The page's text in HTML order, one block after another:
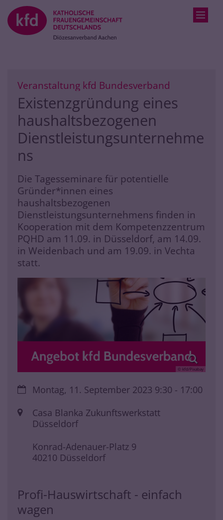
Zum Inhalt springen
Veranstaltung kfd Bundesverband
Existenzgründung eines
haushaltsbezogenen
Dienstleistungsunternehme
ns
Die Tagesseminare für potentielle
Gründer*innen eines
haushaltsbezogenen
Dienstleistungsunternehmens finden in
Kooperation mit dem Kompetenzzentrum
PQHD am 11.09. in Düsseldorf, am 14.09.
in Weidenbach und am 19.09. in Vechta
statt.
© kfd/Pixabay
Datum:Montag, 11. September 2023 9:30 - 17:00
Ort: Casa Blanka Zukunftswerkstatt
Düsseldorf
Konrad-Adenauer-Platz 9
40210 Düsseldorf
Profi-Hauswirtschaft - einfach
wagen